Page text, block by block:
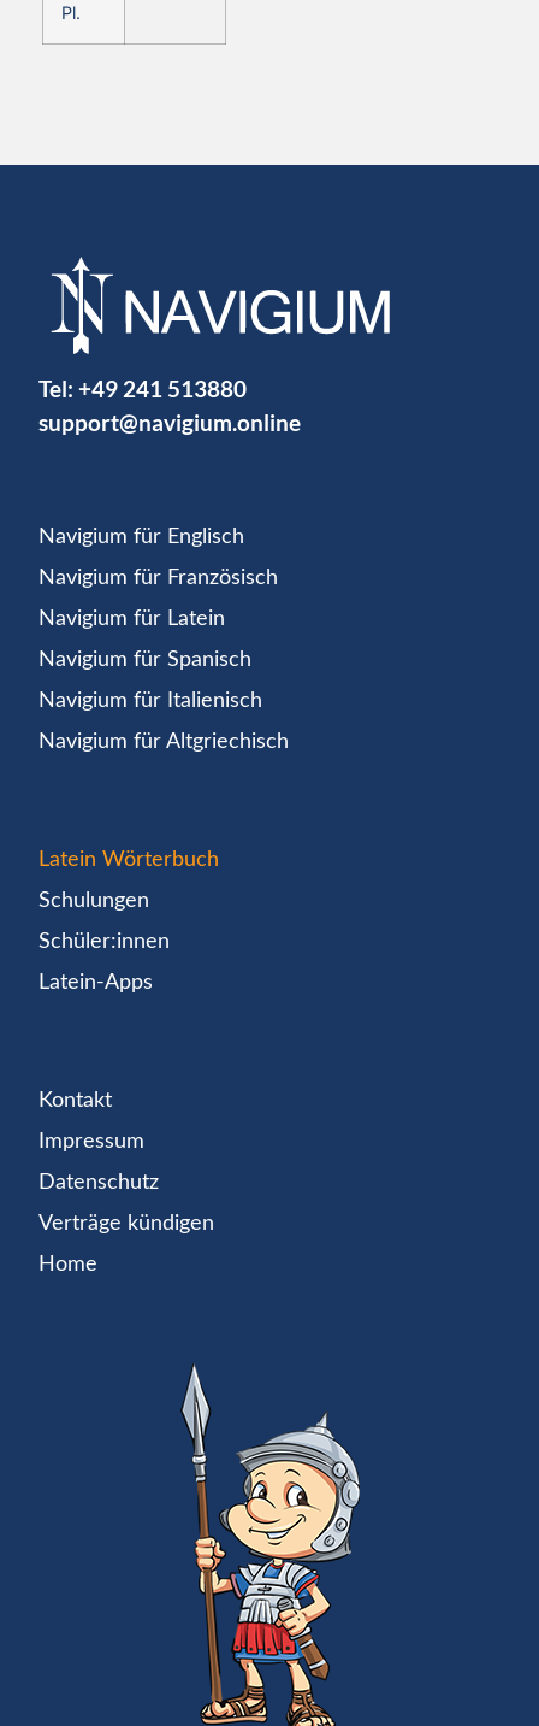
Pl.
Tel: +49 241 513880
support@navigium.online
Navigium für Englisch
Navigium für Französisch
Navigium für Latein
Navigium für Spanisch
Navigium für Italienisch
Navigium für Altgriechisch
Latein Wörterbuch
Schulungen
Schüler:innen
Latein-Apps
Kontakt
Impressum
Datenschutz
Verträge kündigen
Home